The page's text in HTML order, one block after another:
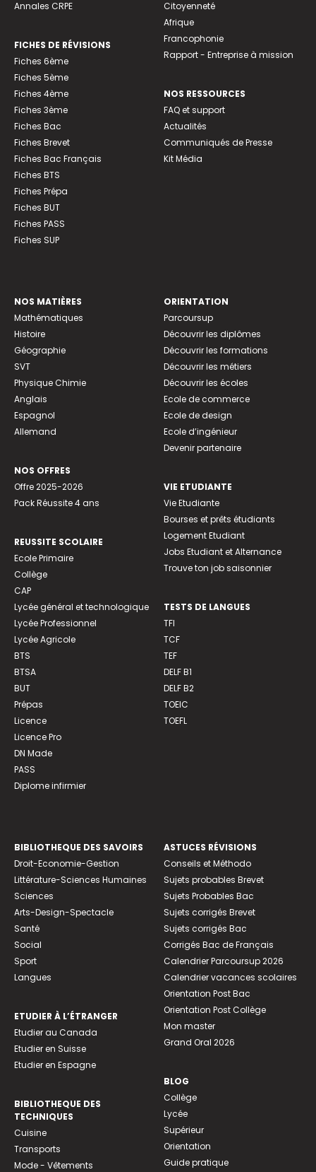
Annales CRPE
FICHES DE RÉVISIONS
Fiches 6ème
Fiches 5ème
Fiches 4ème
Fiches 3ème
Fiches Bac
Fiches Brevet
Fiches Bac Français
Fiches BTS
Fiches Prépa
Fiches BUT
Fiches PASS
Fiches SUP
Citoyenneté
Afrique
Francophonie
Rapport - Entreprise à mission
NOS RESSOURCES
FAQ et support
Actualités
Communiqués de Presse
Kit Média
NOS MATIÈRES
Mathématiques
Histoire
Géographie
SVT
Physique Chimie
Anglais
Espagnol
Allemand
NOS OFFRES
Offre 2025-2026
Pack Réussite 4 ans
REUSSITE SCOLAIRE
Ecole Primaire
Collège
CAP
Lycée général et technologique
Lycée Professionnel
Lycée Agricole
BTS
BTSA
BUT
Prépas
Licence
Licence Pro
DN Made
PASS
Diplome infirmier
ORIENTATION
Parcoursup
Découvrir les diplômes
Découvrir les formations
Découvrir les métiers
Découvrir les écoles
Ecole de commerce
Ecole de design
Ecole d’ingénieur
Devenir partenaire
VIE ETUDIANTE
Vie Etudiante
Bourses et prêts étudiants
Logement Etudiant
Jobs Etudiant et Alternance
Trouve ton job saisonnier
TESTS DE LANGUES
TFI
TCF
TEF
DELF B1
DELF B2
TOEIC
TOEFL
BIBLIOTHEQUE DES SAVOIRS
Droit-Economie-Gestion
Littérature-Sciences Humaines
Sciences
Arts-Design-Spectacle
Santé
Social
Sport
Langues
ETUDIER À L’ÉTRANGER
Etudier au Canada
Etudier en Suisse
Etudier en Espagne
BIBLIOTHEQUE DES
TECHNIQUES
Cuisine
Transports
Mode - Vêtements
ASTUCES RÉVISIONS
Conseils et Méthodo
Sujets probables Brevet
Sujets Probables Bac
Sujets corrigés Brevet
Sujets corrigés Bac
Corrigés Bac de Français
Calendrier Parcoursup 2026
Calendrier vacances scolaires
Orientation Post Bac
Orientation Post Collège
Mon master
Grand Oral 2026
BLOG
Collège
Lycée
Supérieur
Orientation
Guide pratique